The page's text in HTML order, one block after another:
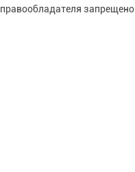
правообладателя запрещено.